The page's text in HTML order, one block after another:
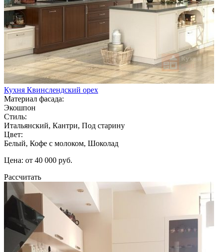
Кухня Квинслендский орех
Материал фасада:
Экошпон
Стиль:
Итальянский, Кантри, Под старину
Цвет:
Белый, Кофе с молоком, Шоколад
Цена: от 40 000 руб.
Рассчитать